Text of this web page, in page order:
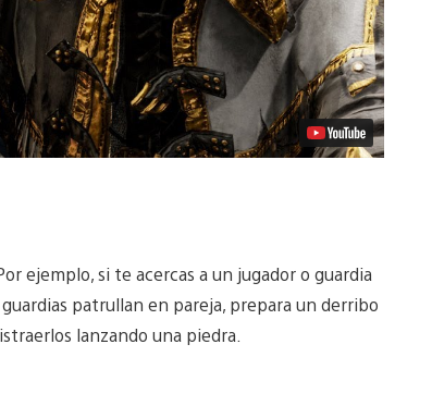
ejemplo, si te acercas a un jugador o guardia
patrullan en pareja, prepara un derribo
lanzando una piedra.